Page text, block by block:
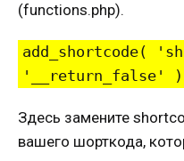
(functions.php).
add_shortcode(
'__return_false'
Здесь замените
вашего шорткода,